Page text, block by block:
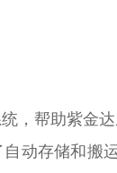
帮助紫金达
动存储和搬